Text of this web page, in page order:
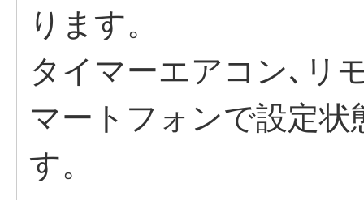
ります。
タイマーエアコン､リ
マートフォンで設定
す。